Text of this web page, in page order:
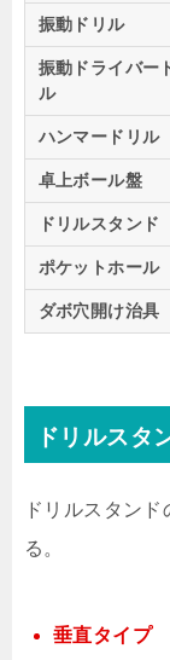
振動ドリル
振動ドライバー
ル
ハンマードリル
卓上ボール盤
ドリルスタンド
ポケットホール
ダボ穴開け治具
ドリルスタ
ドリルスタン
る。
垂直タイプ